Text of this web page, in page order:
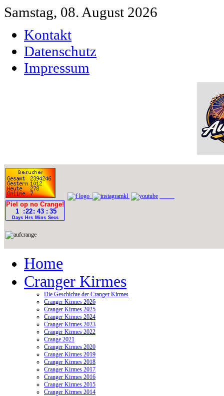
Samstag, 08. August 2026
Kontakt
Datenschutz
Impressum
Home
Cranger Kirmes
Die Geschichte der Cranger Kirmes
Cranger Kirmes 2026
Cranger Kirmes 2025
Cranger Kirmes 2024
Cranger Kirmes 2023
Cranger Kirmes 2022
Crange 2021
Cranger Kirmes 2020
Cranger Kirmes 2019
Cranger Kirmes 2018
Cranger Kirmes 2017
Cranger Kirmes 2016
Cranger Kirmes 2015
Cranger Kirmes 2014